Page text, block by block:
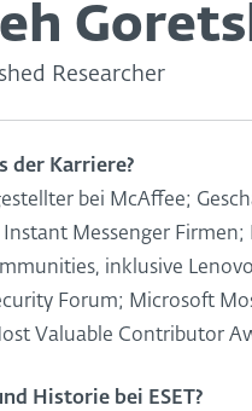
Researcher
der Karriere?
bei McAffee;
Instant Messenger
inklusive
Forum; Microsoft
Valuable Contributor
Historie bei ESET?